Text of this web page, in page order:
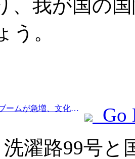
、我が国の
う。
Prev:夏の旅行消費ブームが急増、文化観光市場は革新とアップグレード
Go
濯路99号と